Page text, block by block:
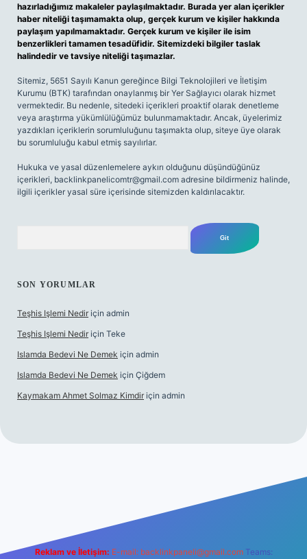
hazırladığımız makaleler paylaşılmaktadır. Burada yer alan içerikler
haber niteliği taşımamakta olup, gerçek kurum ve kişiler hakkında
paylaşım yapılmamaktadır. Gerçek kurum ve kişiler ile isim
benzerlikleri tamamen tesadüfidir. Sitemizdeki bilgiler taslak
halindedir ve tavsiye niteliği taşımazlar.
Sitemiz, 5651 Sayılı Kanun gereğince Bilgi Teknolojileri ve İletişim
Kurumu (BTK) tarafından onaylanmış bir Yer Sağlayıcı olarak hizmet
vermektedir. Bu nedenle, sitedeki içerikleri proaktif olarak denetleme
veya araştırma yükümlülüğümüz bulunmamaktadır. Ancak, üyelerimiz
yazdıkları içeriklerin sorumluluğunu taşımakta olup, siteye üye olarak
bu sorumluluğu kabul etmiş sayılırlar.
Hukuka ve yasal düzenlemelere aykırı olduğunu düşündüğünüz
içerikleri, backlinkpanelicomtr@gmail.com adresine bildirmeniz halinde,
ilgili içerikler yasal süre içerisinde sitemizden kaldırılacaktır.
SON YORUMLAR
Teşhis Işlemi Nedir için admin
Teşhis Işlemi Nedir için Teke
Islamda Bedevi Ne Demek için admin
Islamda Bedevi Ne Demek için Çiğdem
Kaymakam Ahmet Solmaz Kimdir için admin
Reklam ve İletişim: E-mail: backlinkpaneli@gmail.com Teams: